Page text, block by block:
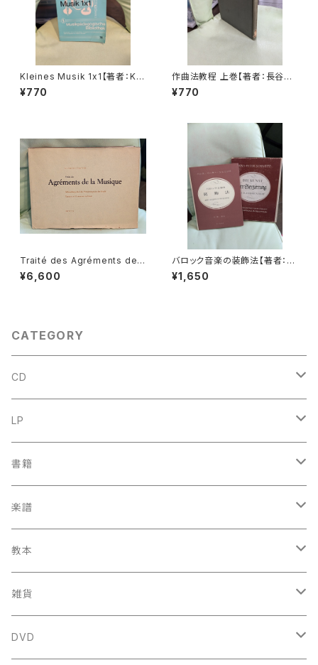
Kleines Musik 1x1【著者：KL
AUS RENNICKE】出版社：Hei
nrichshofen's Verlag 1979
¥770
作曲法教程 上巻【著者：長谷川
良夫】出版社：音楽之友社 1953
年
¥770
Traité des Agréments de l
a Musique【著者：GIUSEPPE
TARTINI】出版社：MOECK 19
¥6,600
バロック音楽の装飾法【著者：ハ
ンス・ペーター・シュミッツ、訳：
山田貢】出版社：シンフォニア
¥1,650
CATEGORY
CD
古楽
中古CD
鍋島元子関連CD
古楽以外
中古CD
LP
古楽
中古LP
鍋島元子関連LP
古楽以外
中古LP
書籍
古楽関係
中古本
新古本
古楽以外
中古本
中古本
楽譜
古楽関係
スコア
鍵盤用
古楽以外
スコア
教本
古楽関係
古楽以外
雑貨
トートバッグ
DVD